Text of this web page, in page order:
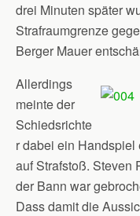
drei Minuten später
Strafraumgrenze
Berger Mauer
Allerdings
meinte der
Schiedsrichte
r dabei ein
auf Strafstoß. Steven
der Bann war
Dass damit die